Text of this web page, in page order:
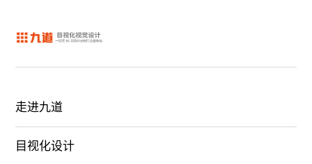
走进九道
目视化设计